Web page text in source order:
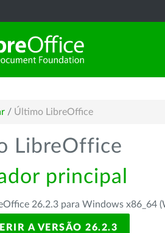
/ Último LibreOffice
LibreOffice
principal
26.2.3 para Windows x86_64
A VERSÃO 26.2.3